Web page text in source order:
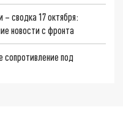
– сводка 17 октября:
новости с фронта
под